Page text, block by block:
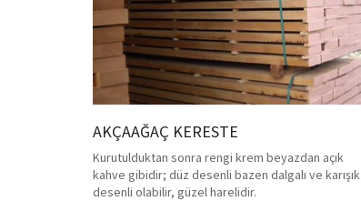
AKÇAAĞAÇ KERESTE
Kurutulduktan sonra rengi krem beyazdan açık
kahve gibidir; düz desenli bazen dalgalı ve karışık
desenli olabilir, güzel harelidir.